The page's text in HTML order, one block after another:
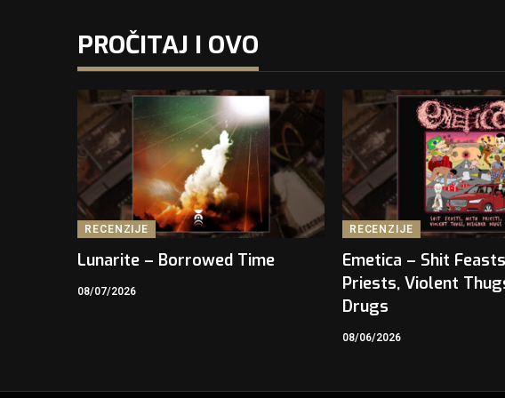
PROČITAJ I OVO
RECENZIJE
Lunarite – Borrowed Time
08/07/2026
RECENZIJE
Emetica – Shit
Priests, Violent
Drugs
08/06/2026